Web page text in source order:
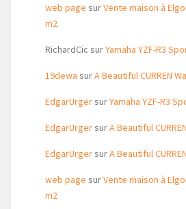
web page surVente maison à
m2
RichardCic surYamaha YZF-R3
19dewa surA Beautiful CURREN
EdgarUrgersurYamaha YZF-R3
EdgarUrgersurA Beautiful
EdgarUrgersurA Beautiful
web page surVente maison à
m2